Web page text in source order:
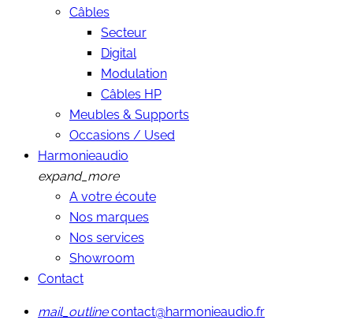
Câbles
Secteur
Digital
Modulation
Câbles HP
Meubles & Supports
Occasions / Used
Harmonieaudio
expand_more
A votre écoute
Nos marques
Nos services
Showroom
Contact
mail_outline contact@harmonieaudio.fr